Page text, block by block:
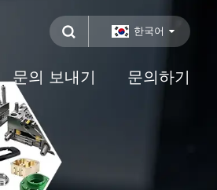
한국어
문의 보내기 문의하기